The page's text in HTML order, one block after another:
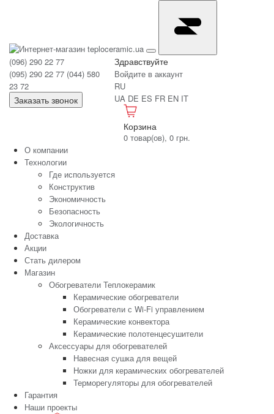
(096) 290 22 77
(095) 290 22 77 (044) 580
23 72
Заказать звонок
Здравствуйте
Войдите в аккаунт
RU
UA DE ES FR EN IT
Корзина
0 товар(ов), 0 грн.
О компании
Технологии
Где используется
Конструктив
Экономичность
Безопасность
Экологичность
Доставка
Акции
Стать дилером
Магазин
Обогреватели Теплокерамик
Керамические обогреватели
Обогреватели с Wi-Fi управлением
Керамические конвектора
Керамические полотенцесушители
Аксессуары для обогревателей
Навесная сушка для вещей
Ножки для керамических обогревателей
Терморегуляторы для обогревателей
Гарантия
Наши проекты